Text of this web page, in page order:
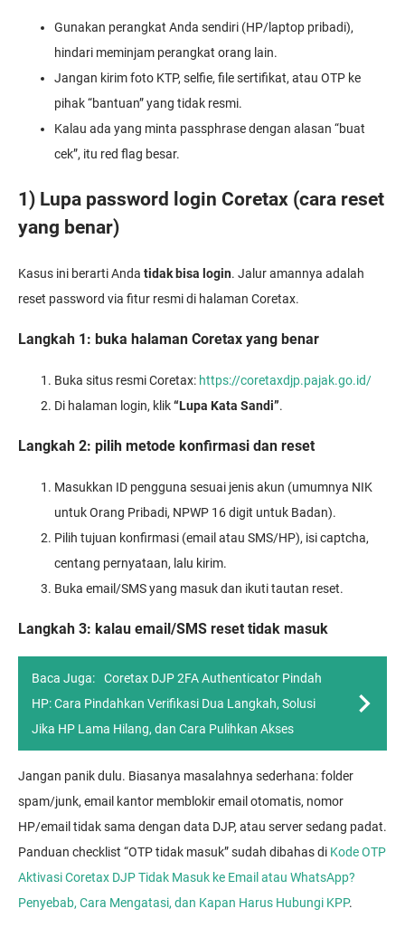
Gunakan perangkat Anda sendiri (HP/laptop pribadi),
hindari meminjam perangkat orang lain.
Jangan kirim foto KTP, selfie, file sertifikat, atau OTP ke
pihak “bantuan” yang tidak resmi.
Kalau ada yang minta passphrase dengan alasan “buat
cek”, itu red flag besar.
1) Lupa password login Coretax (cara reset
yang benar)
Kasus ini berarti Anda tidak bisa login. Jalur amannya adalah
reset password via fitur resmi di halaman Coretax.
Langkah 1: buka halaman Coretax yang benar
Buka situs resmi Coretax: https://coretaxdjp.pajak.go.id/
Di halaman login, klik“Lupa Kata Sandi”.
Langkah 2: pilih metode konfirmasi dan reset
Masukkan ID pengguna sesuai jenis akun (umumnya NIK
untuk Orang Pribadi, NPWP 16 digit untuk Badan).
Pilih tujuan konfirmasi (email atau SMS/HP), isi captcha,
centang pernyataan, lalu kirim.
Buka email/SMS yang masuk dan ikuti tautan reset.
Langkah 3: kalau email/SMS reset tidak masuk
Baca Juga:
Coretax DJP 2FA Authenticator Pindah
HP: Cara Pindahkan Verifikasi Dua Langkah, Solusi
Jika HP Lama Hilang, dan Cara Pulihkan Akses
Jangan panik dulu. Biasanya masalahnya sederhana: folder
spam/junk, email kantor memblokir email otomatis, nomor
HP/email tidak sama dengan data DJP, atau server sedang padat.
Panduan checklist “OTP tidak masuk” sudah dibahas di Kode OTP
Aktivasi Coretax DJP Tidak Masuk ke Email atau WhatsApp?
Penyebab, Cara Mengatasi, dan Kapan Harus Hubungi KPP.